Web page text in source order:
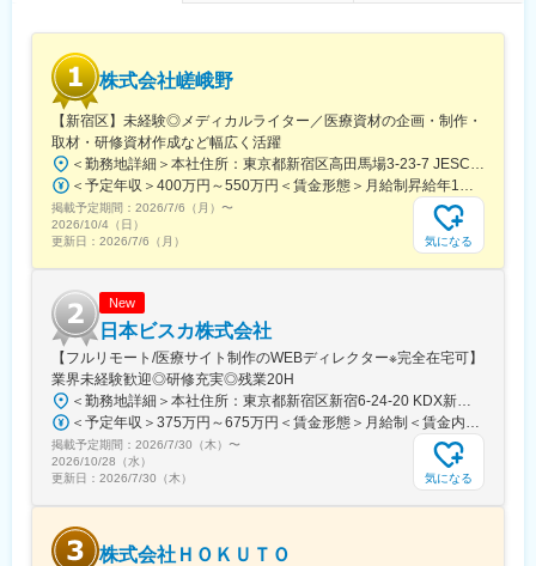
四半期に一回程度の対面で会うキックオフの機会もご用意してお
ります。
■当社について：
当社は、「テクノロジーの力で人々の健康寿命を延ばす」ことを
理念に掲げ、医師専用のWebサービスやアプリを展開していま
す。
当社が提供する「ヒポクラ」は、約70,000人以上の医師が参加す
ンライン医局”として多くの医師に活用されています。
コミュニティを通じて、医師は他の専門領域の知見を得たり、診
療の選択肢を広げたりすることができ、結果的に患者さんにより
良い医療を届けることにつながっています。単なる情報共有にと
どまらず、医師同士の相互支援を通じて臨床力とモチベーション
を高める仕組みを提供している点が、当社サービスの大きな強み
となっています。
株式会社嵯峨野
【新宿区】未経験◎メディカルライター／医療資材の企画・制作・
取材・研修資材作成など幅広く活躍
＜勤務地詳細＞本社住所：東京都新宿区高田馬場3-23-7 JESCO高田馬場3F受動喫煙対策：屋内全面禁煙変更の範囲：会社の定める事業所（リモートワーク含む）
＜予定年収＞400万円～550万円＜賃金形態＞月給制昇給年1回、賞与年2回（実績）＜賃金内訳＞月額（基本給）：250,000円～350,000円＜月給＞250,000円～350,000円＜昇給有無＞有＜残業手当＞有＜給与補足＞経験・能力を考慮して決定します賃金はあくまでも目安の金額であり、選考を通じて上下する可能性があります。月給(月額)は固定手当を含めた表記です。
掲載予定期間： 2026/7/6（月） 〜
2026/10/4（日）
更新日： 2026/7/6（月） 気になる
New
日本ビスカ株式会社
【フルリモート/医療サイト制作のWEBディレクター※完全在宅可】
業界未経験歓迎◎研修充実◎残業20H
＜勤務地詳細＞本社住所：東京都新宿区新宿6-24-20 KDX新宿6丁目ビル10F勤務地最寄駅：都営大江戸線、東京メトロ副都心線／東新宿駅受動喫煙対策：屋内全面禁煙変更の範囲：会社の定める事業所（リモートワーク含む）
＜予定年収＞375万円～675万円＜賃金形態＞月給制＜賃金内訳＞月額（基本給）：250,000円～450,000円＜月給＞250,000円～450,000円＜昇給有無＞有＜残業手当＞有＜給与補足＞■賞与：年2回※25年度実績4.08ヶ月分■昇給：年1回賃金はあくまでも目安の金額であり、選考を通じて上下する可能性があります。月給(月額)は固定手当を含めた表記です。
掲載予定期間： 2026/7/30（木） 〜
2026/10/28（水）
更新日： 2026/7/30（木） 気になる
株式会社ＨＯＫＵＴＯ